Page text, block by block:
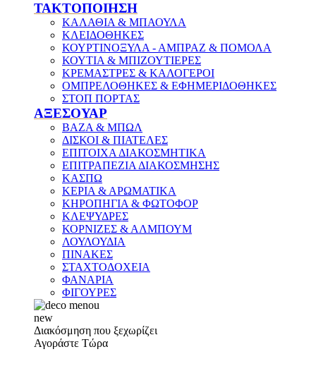
ΤΑΚΤΟΠΟΙΗΣΗ
ΚΑΛΑΘΙΑ & ΜΠΑΟΥΛΑ
ΚΛΕΙΔΟΘΗΚΕΣ
ΚΟΥΡΤΙΝΟΞΥΛΑ - ΑΜΠΡΑΖ & ΠΟΜΟΛΑ
ΚΟΥΤΙΑ & ΜΠΙΖΟΥΤΙΕΡΕΣ
ΚΡΕΜΑΣΤΡΕΣ & ΚΑΛΟΓΕΡΟΙ
ΟΜΠΡΕΛΟΘΗΚΕΣ & ΕΦΗΜΕΡΙΔΟΘΗΚΕΣ
ΣΤΟΠ ΠΟΡΤΑΣ
ΑΞΕΣΟΥΑΡ
ΒΑΖΑ & ΜΠΩΛ
ΔΙΣΚΟΙ & ΠΙΑΤΕΛΕΣ
ΕΠΙΤΟΙΧΑ ΔΙΑΚΟΣΜΗΤΙΚΑ
ΕΠΙΤΡΑΠΕΖΙΑ ΔΙΑΚΟΣΜΗΣΗΣ
ΚΑΣΠΩ
ΚΕΡΙΑ & ΑΡΩΜΑΤΙΚΑ
ΚΗΡΟΠΗΓΙΑ & ΦΩΤΟΦΟΡ
ΚΛΕΨΥΔΡΕΣ
ΚΟΡΝΙΖΕΣ & ΑΛΜΠΟΥΜ
ΛΟΥΛΟΥΔΙΑ
ΠΙΝΑΚΕΣ
ΣΤΑΧΤΟΔΟΧΕΙΑ
ΦΑΝΑΡΙΑ
ΦΙΓΟΥΡΕΣ
new
Διακόσμηση που ξεχωρίζει
Αγοράστε Τώρα